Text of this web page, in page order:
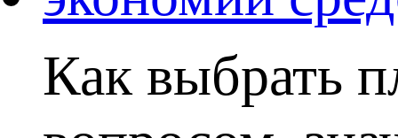
Как выбрать